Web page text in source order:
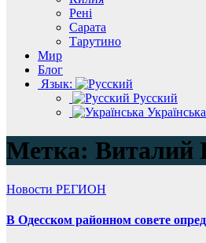
Рені
Сарата
Тарутино
Мир
Блог
Язык:
Русский
Українська
Метка: Виталий
Новости РЕГИОН
В Одесском районном совете